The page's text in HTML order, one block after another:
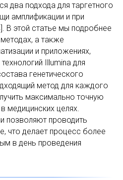
два подхода для таргетного
амплификации и при
В этой статье мы подробнее
а также
и приложениях,
Illumina для
генетического
метод для каждого
максимально точную
медицинских целях.
позволяют проводить
что делает процесс более
в день проведения